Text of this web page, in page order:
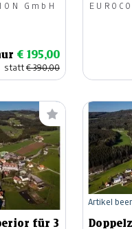
GmbH
€ 195,00
statt€ 390,00
für 3
Artikel